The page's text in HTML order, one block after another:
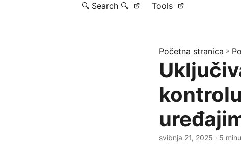
🔍 Search 🔍 Tools
Početna stranica »
svibnja 21, 2025 · 5